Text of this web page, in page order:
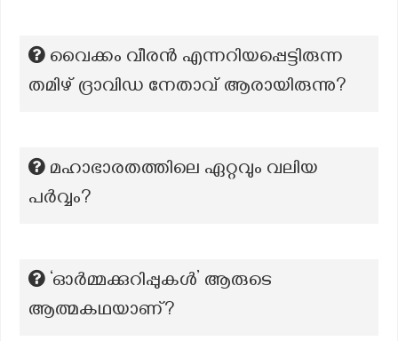
വൈക്കം വീരൻ എന്നറിയപ്പെട്ടിരുന്ന
തമിഴ് ദ്രാവിഡ നേതാവ് ആരായിരുന്നു?
മഹാഭാരതത്തിലെ ഏറ്റവും വലിയ
പർവ്വം?
‘ഓർമ്മക്കുറിപ്പുകൾ’ ആരുടെ
ആത്മകഥയാണ്?